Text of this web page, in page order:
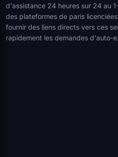
d'assistance 24 heures sur 24 au
des plateformes de paris
fournir des liens directs vers ces
rapidement les demandes d'auto-